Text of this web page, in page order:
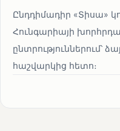
Ընդդիմադիր «Տիսա»
Հունգարիայի
ընտրություններում՝
հաշվարկից հետո։